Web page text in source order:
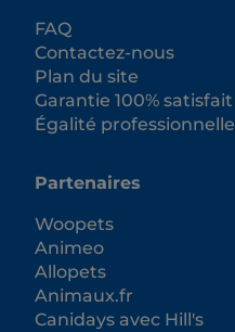
FAQ
Contactez-nous
Plan du site
Garantie 100% satisfait
Égalité professionnelle
Partenaires
Woopets
Animeo
Allopets
Animaux.fr
Canidays avec Hill's